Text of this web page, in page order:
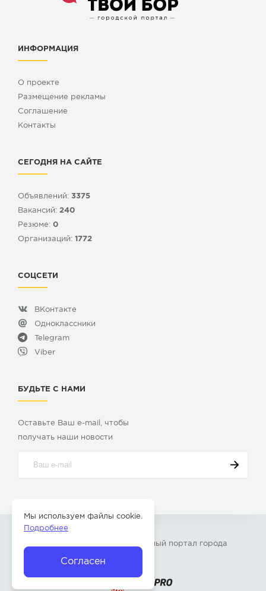
ИНФОРМАЦИЯ
О проекте
Размещение рекламы
Cоглашение
Контакты
СЕГОДНЯ НА САЙТЕ
Объявлений: 3375
Вакансий: 240
Резюме: 0
Организаций: 1772
СОЦСЕТИ
ВКонтакте
Одноклассники
Telegram
Viber
БУДЬТЕ С НАМИ
Оставьте Ваш e-mail, чтобы
получать наши новости
» – Главный портал города
Согласен
Мы используем файлы cookie.
Подробнее